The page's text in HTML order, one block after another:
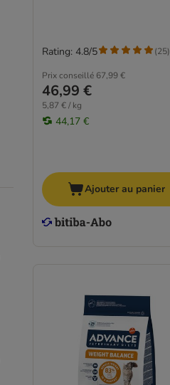
Prix conseillé 67,99 €
46,99 €
5,87 € / kg
44,17 €
Rating: 4.8/5 (25)
Ajouter au panier